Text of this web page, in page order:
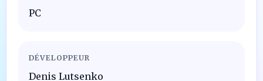
PC
DÉVELOPPEUR
Denis Lutsenko